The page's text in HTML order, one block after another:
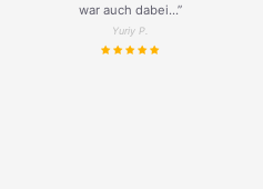
war auch dabei...”
Yuriy P.